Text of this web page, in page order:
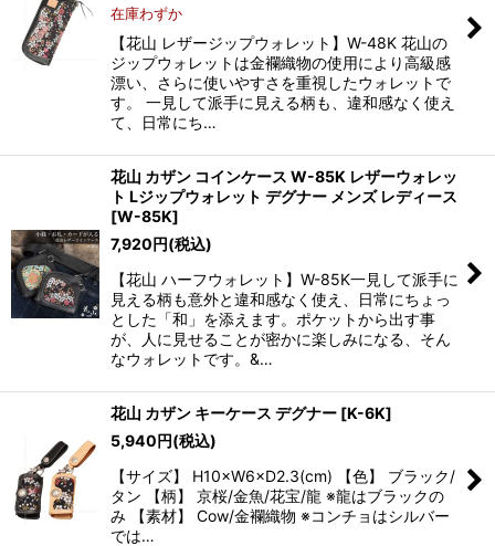
在庫わずか
【花山 レザージップウォレット】W-48K 花山の
ジップウォレットは金襴織物の使用により高級感
漂い、さらに使いやすさを重視したウォレットで
す。 一見して派手に見える柄も、違和感なく使え
て、日常にち…
花山 カザン コインケース W-85K レザーウォレッ
ト Lジップウォレット デグナー メンズ レディース
[W-85K]
7,920円(税込)
【花山 ハーフウォレット】W-85K一見して派手に
見える柄も意外と違和感なく使え、日常にちょっ
とした「和」を添えます。ポケットから出す事
が、人に見せることが密かに楽しみになる、そん
なウォレットです。&…
花山 カザン キーケース デグナー [K-6K]
5,940円(税込)
【サイズ】 H10×W6×D2.3(cm) 【色】 ブラック/
タン 【柄】 京桜/金魚/花宝/龍 ※龍はブラックの
み 【素材】 Cow/金襴織物 ※コンチョはシルバー
では…